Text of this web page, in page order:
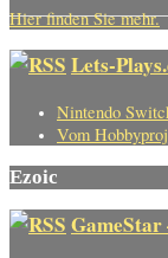
Hier finden Sie mehr.
Lets-
Nintendo
Vom
Ezoic
GameStar